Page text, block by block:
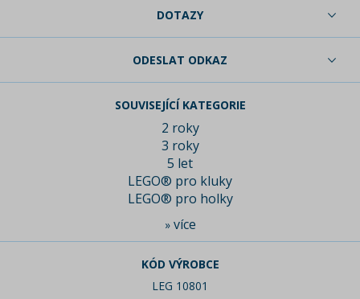
DOTAZY
ODESLAT ODKAZ
SOUVISEJÍCÍ KATEGORIE
2 roky
3 roky
5 let
LEGO® pro kluky
LEGO® pro holky
» více
KÓD VÝROBCE
LEG 10801